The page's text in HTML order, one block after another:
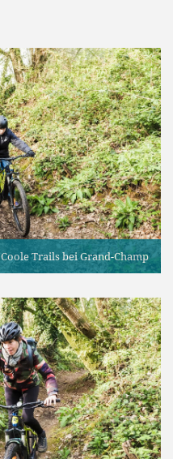
Coole Trails bei Grand-Champ